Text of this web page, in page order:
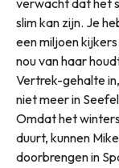
slim kan zijn. Je
een miljoen
nou van haar
Vertrek-gehalte
niet meer in
Omdat het
duurt, kunnen
doorbrengen in